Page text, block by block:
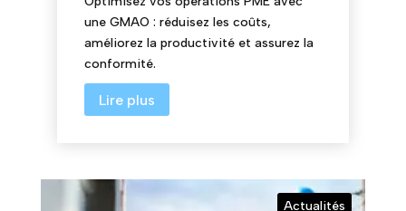
une GMAO : réduisez les coûts,
améliorez la productivité et assurez la
conformité.
Lire plus
Actualités